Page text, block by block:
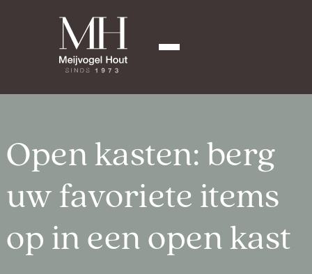
Open kasten: berg
uw favoriete items
op in een open kast